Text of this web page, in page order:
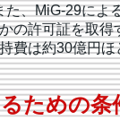
、MiG-29に
の許可証を取
費は約30億円
ための